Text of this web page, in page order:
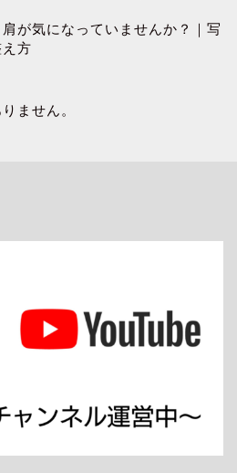
が気になっていませんか？｜写
方
ません。